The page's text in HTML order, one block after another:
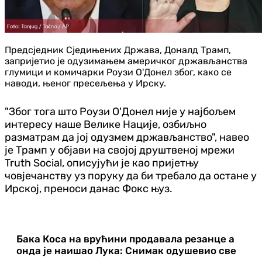
Предсједник Сједињених Држава, Доналд Трамп,
запријетио је одузимањем америчког држављанства
глумици и комичарки Роузи О'Донел због, како се
наводи, њеног пресељења у Ирску.
"Због тога што Роузи О'Донел није у најбољем
интересу наше Велике Нације, озбиљно
разматрам да јој одузмем држављанство", навео
је Трамп у објави на својој друштвеној мрежи
Truth Social, описујући је као пријетњу
човјечанству уз поруку да би требало да остане у
Ирској, преноси данас Фокс њуз.
Бака Коса на врућини продавала резанце а
онда је наишао Лука: Снимак одушевио све